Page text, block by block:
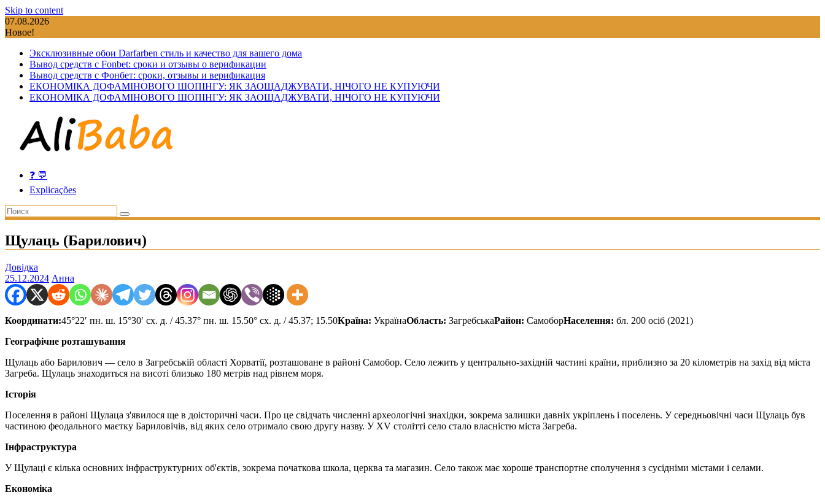
Skip to content
07.08.2026
Новое!
Эксклюзивные обои Darfarben стиль и качество для вашего дома
Вывод средств с Fonbet: сроки и отзывы о верификации
Вывод средств с Фонбет: сроки, отзывы и верификация
ЕКОНОМІКА ДОФАМІНОВОГО ШОПІНГУ: ЯК ЗАОЩАДЖУВАТИ, НІЧОГО НЕ КУПУЮЧИ
ЕКОНОМІКА ДОФАМІНОВОГО ШОПІНГУ: ЯК ЗАОЩАДЖУВАТИ, НІЧОГО НЕ КУПУЮЧИ
❓ 💬
Explicações
Щулаць (Барилович)
Довідка
25.12.2024 Анна
Координати:45°22′ пн. ш. 15°30′ сх. д. / 45.37° пн. ш. 15.50° сх. д. / 45.37; 15.50Країна: УкраїнаОбласть: ЗагребськаРайон: СамоборНаселення: бл. 200 осіб (2021)
Географічне розташування
Щулаць або Барилович — село в Загребській області Хорватії, розташоване в районі Самобор. Село лежить у центрально-західній частині країни, приблизно за 20 кілометрів на захід від міста
Загреба. Щулаць знаходиться на висоті близько 180 метрів над рівнем моря.
Історія
Поселення в районі Щулаца з'явилося ще в доісторичні часи. Про це свідчать численні археологічні знахідки, зокрема залишки давніх укріплень і поселень. У середньовічні часи Щулаць був
частиною феодального маєтку Бариловічів, від яких село отримало свою другу назву. У XV столітті село стало власністю міста Загреба.
Інфраструктура
У Щулаці є кілька основних інфраструктурних об'єктів, зокрема початкова школа, церква та магазин. Село також має хороше транспортне сполучення з сусідніми містами і селами.
Економіка